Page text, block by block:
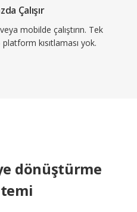
Çalışır
mobilde çalıştırın. Tek
kısıtlaması yok.
dönüştürme